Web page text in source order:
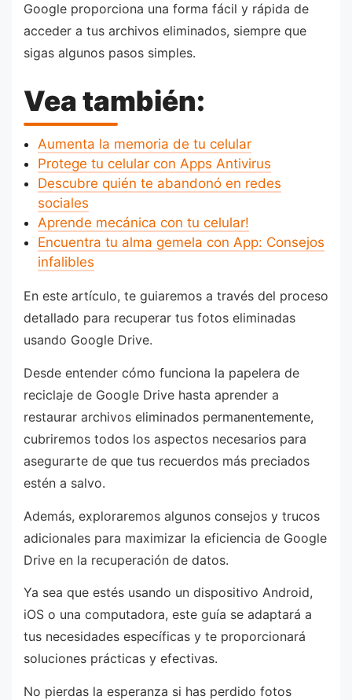
Google proporciona una forma fácil y rápida de
acceder a tus archivos eliminados, siempre que
sigas algunos pasos simples.
Vea también:
Aumenta la memoria de tu celular
Protege tu celular con Apps Antivirus
Descubre quién te abandonó en redes
sociales
Aprende mecánica con tu celular!
Encuentra tu alma gemela con App: Consejos
infalibles
En este artículo, te guiaremos a través del proceso
detallado para recuperar tus fotos eliminadas
usando Google Drive.
Desde entender cómo funciona la papelera de
reciclaje de Google Drive hasta aprender a
restaurar archivos eliminados permanentemente,
cubriremos todos los aspectos necesarios para
asegurarte de que tus recuerdos más preciados
estén a salvo.
Además, exploraremos algunos consejos y trucos
adicionales para maximizar la eficiencia de Google
Drive en la recuperación de datos.
Ya sea que estés usando un dispositivo Android,
iOS o una computadora, este guía se adaptará a
tus necesidades específicas y te proporcionará
soluciones prácticas y efectivas.
No pierdas la esperanza si has perdido fotos